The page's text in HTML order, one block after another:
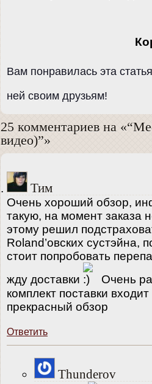
Вам понравилась эта
ней своим друзьям!
25 комментариев на
видео)”»
Тим
Очень хороший обзор,
такую, на момент заказа
этому решил
Roland’овских сустэйна,
стоит попробовать
жду доставки
Очень
комплект поставки
прекрасный обзор
Ответить
Thunderov